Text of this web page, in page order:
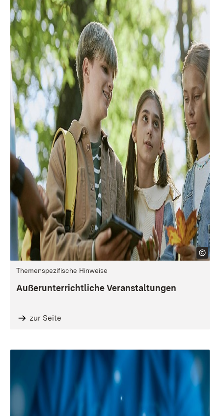
Themenspezifische Hinweise
Außerunterrichtliche Veranstaltungen
zur Seite